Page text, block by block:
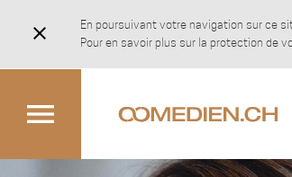
close
En poursuivant votre navigation sur ce
Pour en savoir plus sur la protection de
menu